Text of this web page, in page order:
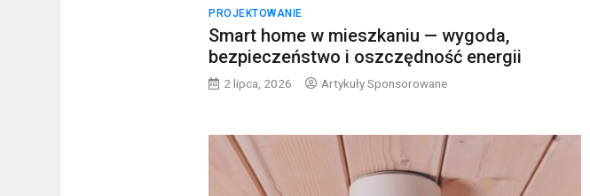
PROJEKTOWANIE
Smart home w mieszkaniu — wygoda,
bezpieczeństwo i oszczędność energii
2 lipca, 2026 Artykuły Sponsorowane